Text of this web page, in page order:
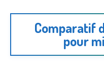
Comparatif
pour